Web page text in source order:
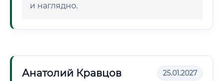
и наглядно.
Анатолий Кравцов 25.01.2027